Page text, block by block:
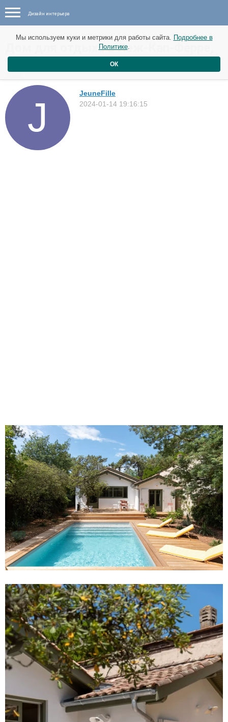
Дизайн интерьера
Дом для отдыха в Леж-Кап-Ферре,
Франция
JeuneFille
2024-01-14 19:16:15
Мы используем куки и метрики для работы сайта. Подробнее в
Политике.
ОК